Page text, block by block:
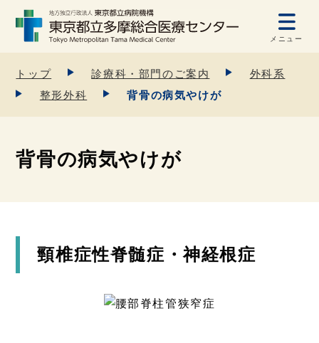
メニュー
トップ 診療科・部門のご案内
外科系
整形外科
背骨の病気やけが
背骨の病気やけが
頸椎症性脊髄症・神経根症